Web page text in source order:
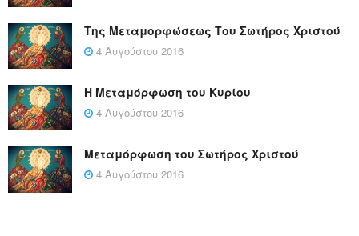
Της Μεταμορφώσεως Του Σωτήρος Χριστού
4 Αυγούστου 2016
Η Μεταμόρφωση του Κυρίου
4 Αυγούστου 2016
Μεταμόρφωση του Σωτήρος Χριστού
4 Αυγούστου 2016